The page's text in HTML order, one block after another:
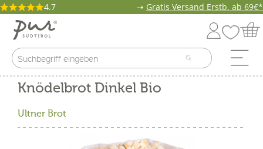
4.7 ➝ Gratis Versand Erstb. ab 69€*
Knödelbrot Dinkel Bio
Ultner Brot